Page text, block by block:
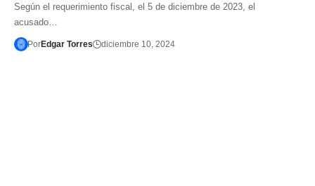
Según el requerimiento fiscal, el 5 de diciembre de 2023, el
acusado…
PorEdgar Torres diciembre 10, 2024